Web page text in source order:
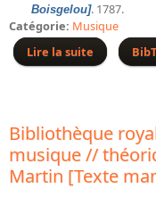
Publications
Guides des sources
Directeurs de la
Listes et biographies
Boisgelou]. 1787.
Catégorie: Musique
Lire la suite
de
Bibliothèque
musique //
Martin [Texte